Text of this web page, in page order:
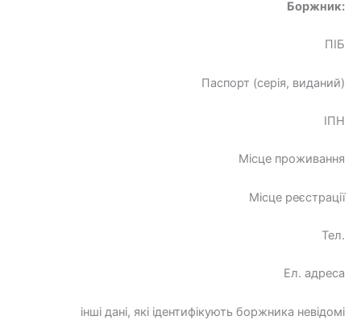
Боржник:
ПІБ
Паспорт (серія, виданий)
ІПН
Місце проживання
Місце реєстрації
Тел.
Ел. адреса
інші дані, які ідентифікують боржника невідомі